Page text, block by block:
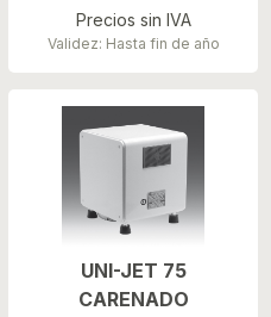
Precios sin IVA
Validez: Hasta fin de año
UNI-JET 75
CARENADO